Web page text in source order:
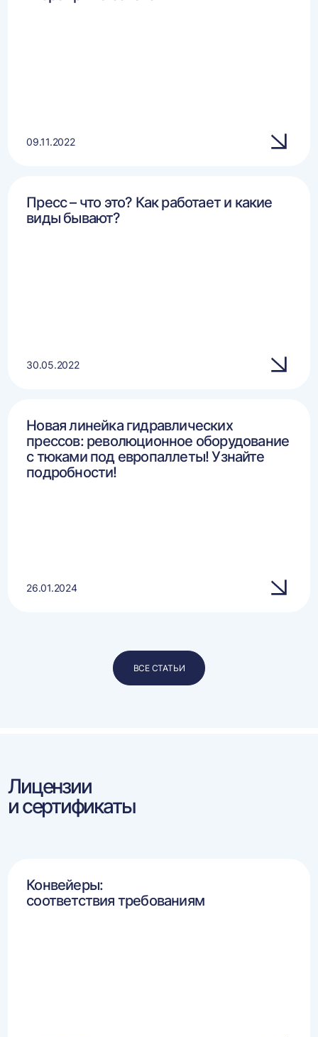
09.11.2022
Пресс – что это? Как работает и какие
виды бывают?
30.05.2022
Новая линейка гидравлических
прессов: революционное оборудование
с тюками под европаллеты! Узнайте
подробности!
26.01.2024
ВСЕ СТАТЬИ
Лицензии
и сертификаты
Конвейеры:
соответствия требованиям